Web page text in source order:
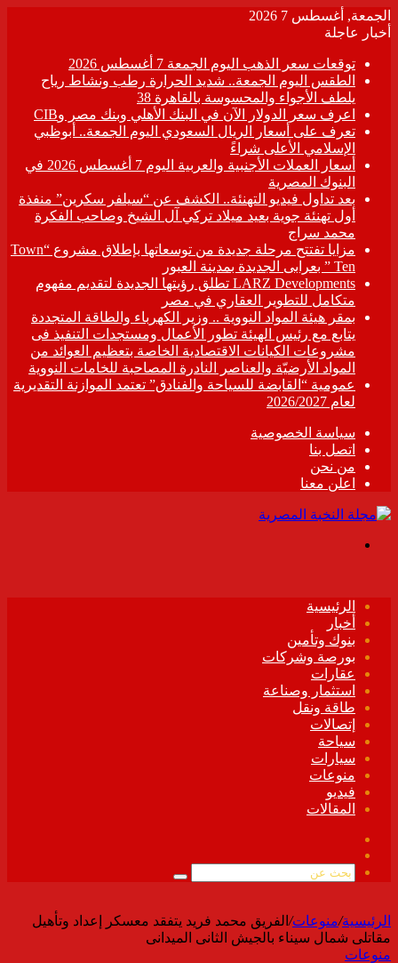
الجمعة, أغسطس 7 2026
أخبار عاجلة
توقعات سعر الذهب اليوم الجمعة 7 أغسطس 2026
الطقس اليوم الجمعة.. شديد الحرارة رطب ونشاط رياح
يلطف الأجواء والمحسوسة بالقاهرة 38
اعرف سعر الدولار الآن في البنك الأهلي وبنك مصر وCIB
تعرف على أسعار الريال السعودي اليوم الجمعة.. أبوظبي
الإسلامي الأعلى شراءً
أسعار العملات الأجنبية والعربية اليوم 7 أغسطس 2026 في
البنوك المصرية
بعد تداول فيديو التهنئة.. الكشف عن “سيلفر سكرين” منفذة
أول تهنئة جوية بعيد ميلاد تركي آل الشيخ وصاحب الفكرة
محمد سراج
مزايا تفتتح مرحلة جديدة من توسعاتها بإطلاق مشروع “Town
Ten ” بعرابى الجديدة بمدينة العبور
LARZ Developments تطلق رؤيتها الجديدة لتقديم مفهوم
متكامل للتطوير العقاري في مصر
بمقر هيئة المواد النووية .. وزير الكهرباء والطاقة المتجددة
يتابع مع رئيس الهيئة تطور الأعمال ومستجدات التنفيذ فى
مشروعات الكيانات الاقتصادية الخاصة بتعظيم العوائد من
المواد الأرضيّة والعناصر النادرة المصاحبة للخامات النووية
عمومية “القابضة للسياحة والفنادق” تعتمد الموازنة التقديرية
لعام 2026/2027
سياسة الخصوصية
اتصل بنا
من نحن
اعلن معنا
الرئيسية
أخبار
بنوك وتأمين
بورصة وشركات
عقارات
استثمار وصناعة
طاقة ونقل
إتصالات
سياحة
سيارات
منوعات
فيديو
المقالات
الموقع
بحث
الرئيسية/منوعات/ الفريق محمد فريد يتفقد معسكر إعداد وتأهيل
مقاتلى شمال سيناء بالجيش الثانى الميدانى
منوعات